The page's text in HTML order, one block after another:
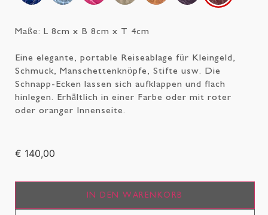
€ 140,00
Maße: L 8cm x B 8cm x T 4cm
Eine elegante, portable Reiseablage für Kleingeld,
Schmuck, Manschettenknöpfe, Stifte usw. Die
Schnapp-Ecken lassen sich aufklappen und flach
hinlegen. Erhältlich in einer Farbe oder mit roter
oder oranger Innenseite.
IN DEN WARENKORB